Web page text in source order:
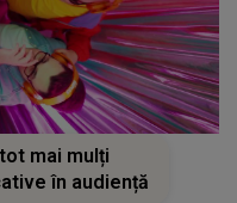
mai mulți
în audiență